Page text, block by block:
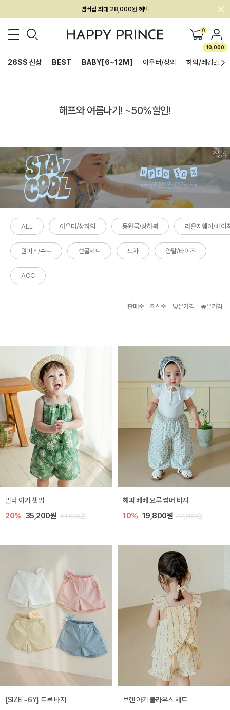
멤버십 최대 28,000원 혜택
0
10,000
26SS 신상 BEST BABY[6~12M] 아우터/상의 하의/레깅스
해프와 여름나기! ~50%할인!
ALL 아우터/상하의 등원룩/상하복 라운지웨어/베이
원피스/수트 선물세트 모자 양말/타이즈
ACC
판매순 최신순 낮은가격 높은가격
밀라 아기 셋업
20% 35,200원 44,000원
해피 베베 요루 썸머 바지
10% 19,800원 22,000원
[SIZE ~6Y] 트루 바지 브렌 아기 블라우스 세트